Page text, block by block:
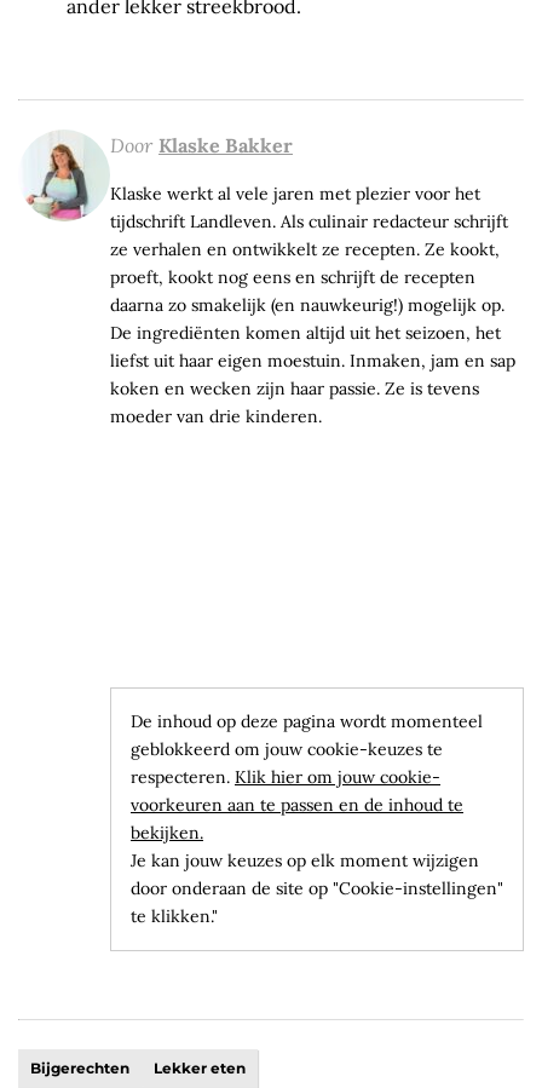
ander lekker streekbrood.
Door Klaske Bakker
Klaske werkt al vele jaren met plezier voor het
tijdschrift Landleven. Als culinair redacteur schrijft
ze verhalen en ontwikkelt ze recepten. Ze kookt,
proeft, kookt nog eens en schrijft de recepten
daarna zo smakelijk (en nauwkeurig!) mogelijk op.
De ingrediënten komen altijd uit het seizoen, het
liefst uit haar eigen moestuin. Inmaken, jam en sap
koken en wecken zijn haar passie. Ze is tevens
moeder van drie kinderen.
De inhoud op deze pagina wordt momenteel
geblokkeerd om jouw cookie-keuzes te
respecteren. Klik hier om jouw cookie-
voorkeuren aan te passen en de inhoud te
bekijken.
Je kan jouw keuzes op elk moment wijzigen
door onderaan de site op "Cookie-instellingen"
te klikken."
Bijgerechten Lekker eten